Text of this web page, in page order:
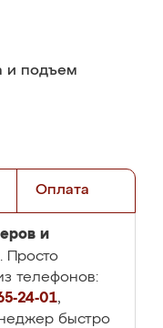
и подъем
Оплата
и
Просто
телефонов:
24-01,
быстро